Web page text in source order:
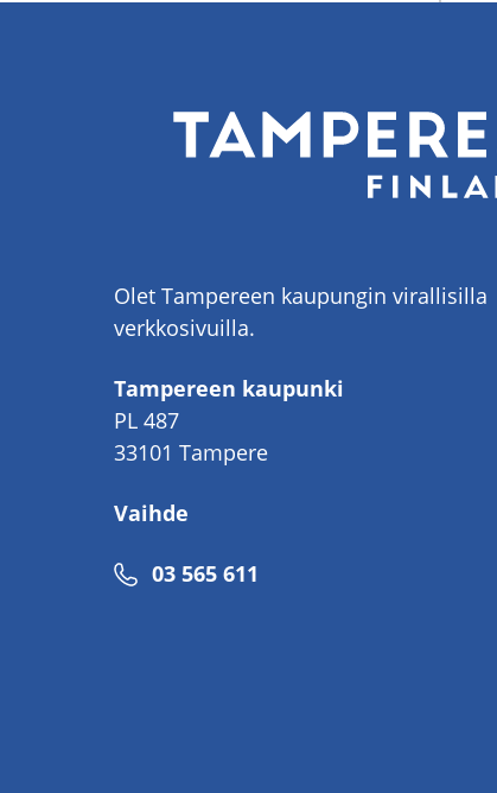
Olet Tampereen kaupungin virallisilla
verkkosivuilla.
Tampereen kaupunki
PL 487
33101 Tampere
Vaihde
Puhelinnumero
03 565 611